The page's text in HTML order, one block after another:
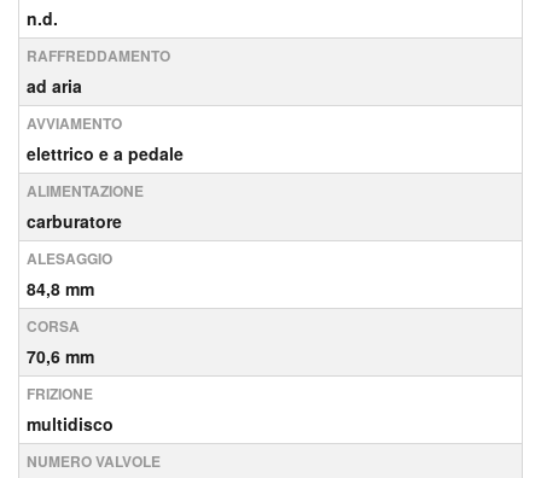
n.d.
RAFFREDDAMENTO
ad aria
AVVIAMENTO
elettrico e a pedale
ALIMENTAZIONE
carburatore
ALESAGGIO
84,8 mm
CORSA
70,6 mm
FRIZIONE
multidisco
NUMERO VALVOLE